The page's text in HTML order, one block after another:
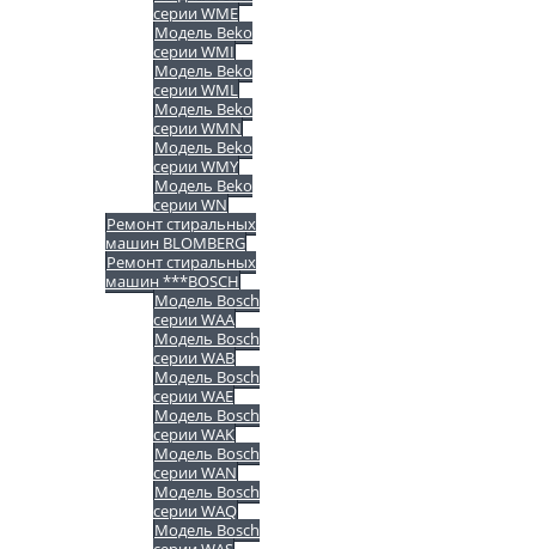
серии WME
Модель Beko
серии WMI
Модель Beko
серии WML
Модель Beko
серии WMN
Модель Beko
серии WMY
Модель Beko
серии WN
Ремонт стиральных
машин BLOMBERG
Ремонт стиральных
машин ***BOSCH
Модель Bosch
серии WAA
Модель Bosch
серии WAB
Модель Bosch
серии WAE
Модель Bosch
серии WAK
Модель Bosch
серии WAN
Модель Bosch
серии WAQ
Модель Bosch